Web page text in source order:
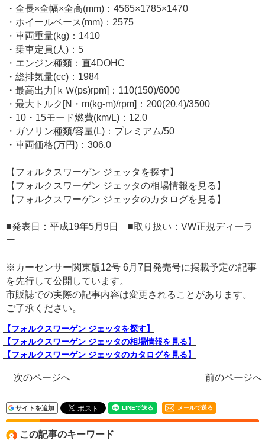
・全長×全幅×全高(mm)：4565×1785×1470
・ホイールベース(mm)：2575
・車両重量(kg)：1410
・乗車定員(人)：5
・エンジン種類：直4DOHC
・総排気量(cc)：1984
・最高出力[ｋＷ(ps)rpm]：110(150)/6000
・最大トルク[N・m(kg-m)/rpm]：200(20.4)/3500
・10・15モード燃費(km/L)：12.0
・ガソリン種類/容量(L)：プレミアム/50
・車両価格(万円)：306.0
【フォルクスワーゲン ジェッタを探す】
【フォルクスワーゲン ジェッタの相場情報を見る】
【フォルクスワーゲン ジェッタのカタログを見る】
■発表日：平成19年5月9日 ■取り扱い：VW正規ディーラ
ー
※カーセンサー関東版12号 6月7日発売号に掲載予定の記事
を先行して公開しています。
市販誌での実際の記事内容は変更されることがあります。
ご了承ください。
【フォルクスワーゲン ジェッタを探す】
【フォルクスワーゲン ジェッタの相場情報を見る】
【フォルクスワーゲン ジェッタのカタログを見る】
次のページへ 前のページへ
サイトを追加 メールで送る
この記事のキーワード